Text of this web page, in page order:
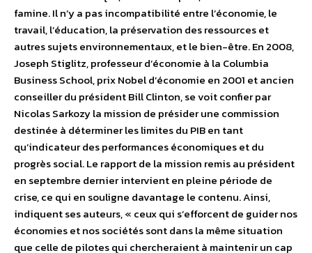
famine. Il n’y a pas incompatibilité entre l’économie, le
travail, l’éducation, la préservation des ressources et
autres sujets environnementaux, et le bien-être. En 2008,
Joseph Stiglitz, professeur d’économie à la Columbia
Business School, prix Nobel d’économie en 2001 et ancien
conseiller du président Bill Clinton, se voit confier par
Nicolas Sarkozy la mission de présider une commission
destinée à déterminer les limites du PIB en tant
qu’indicateur des performances économiques et du
progrès social. Le rapport de la mission remis au président
en septembre dernier intervient en pleine période de
crise, ce qui en souligne davantage le contenu. Ainsi,
indiquent ses auteurs, « ceux qui s’efforcent de guider nos
économies et nos sociétés sont dans la même situation
que celle de pilotes qui chercheraient à maintenir un cap